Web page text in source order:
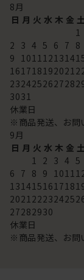
8月
日 月 火 水 木 金 土
1
2 3 4 5 6 7 8
9 1011121314
161718192021
232425262728
3031
休業日
※商品発送、お問
9月
日 月 火 水 木 金 土
1 2 3 4 5
6 7 8 9 1011
131415161718
202122232425
27282930
休業日
※商品発送、お問